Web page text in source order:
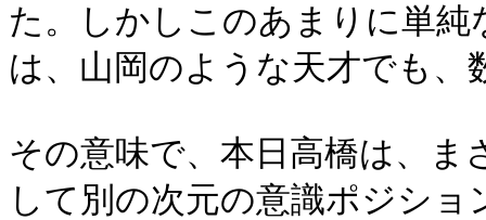
た。しかしこのあまりに単
は、山岡のような天才でも、
その意味で、本日高橋は、
して別の次元の意識ポジシ